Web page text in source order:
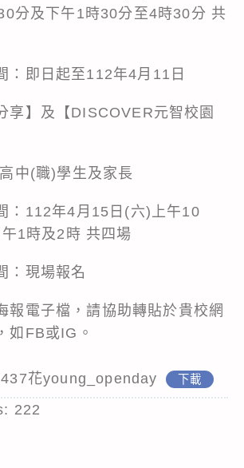
分及下午1時30分至4時30分 共
：即日起至112年4月11日
享】及【DISCOVER元智校園
中(職)學生及家長
：112年4月15日(六)上午10
1時及2時 共四場
：現場報名
報電子檔，請協助轉貼於貴校網
如FB或IG。
花young_openday 下載
222